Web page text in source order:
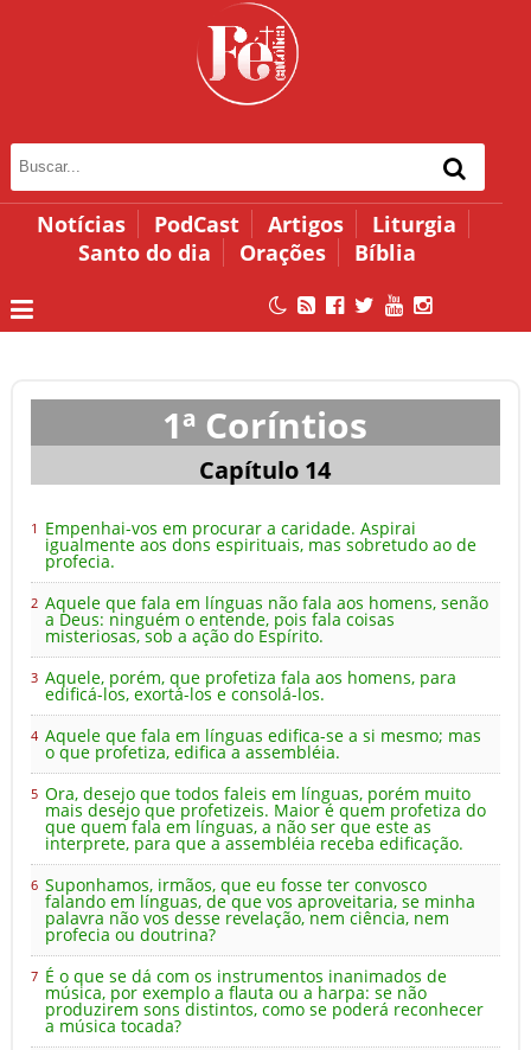
Notícias PodCast Artigos
Liturgia
Santo do dia
Orações Bíblia
1ª Coríntios
Capítulo 14
1 Empenhai-vos em procurar a caridade. Aspirai
igualmente aos dons espirituais, mas sobretudo ao de
profecia.
2 Aquele que fala em línguas não fala aos homens, senão
a Deus: ninguém o entende, pois fala coisas
misteriosas, sob a ação do Espírito.
3 Aquele, porém, que profetiza fala aos homens, para
edificá-los, exortá-los e consolá-los.
4 Aquele que fala em línguas edifica-se a si mesmo; mas
o que profetiza, edifica a assembléia.
5 Ora, desejo que todos faleis em línguas, porém muito
mais desejo que profetizeis. Maior é quem profetiza do
que quem fala em línguas, a não ser que este as
interprete, para que a assembléia receba edificação.
6 Suponhamos, irmãos, que eu fosse ter convosco
falando em línguas, de que vos aproveitaria, se minha
palavra não vos desse revelação, nem ciência, nem
profecia ou doutrina?
7 É o que se dá com os instrumentos inanimados de
música, por exemplo a flauta ou a harpa: se não
produzirem sons distintos, como se poderá reconhecer
a música tocada?